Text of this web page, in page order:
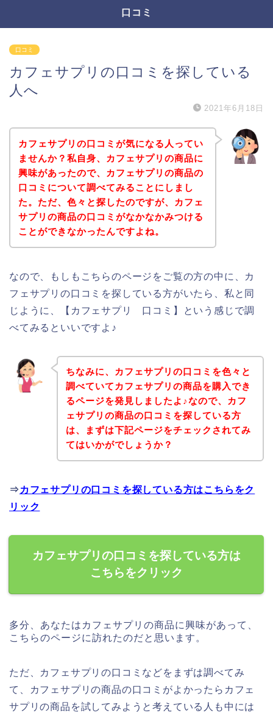
口コミ
口コミ
カフェサプリの口コミを探している
人へ
2021年6月18日
カフェサプリの口コミが気になる人ってい
ませんか？私自身、カフェサプリの商品に
興味があったので、カフェサプリの商品の
口コミについて調べてみることにしまし
た。ただ、色々と探したのですが、カフェ
サプリの商品の口コミがなかなかみつける
ことができなかったんですよね。
なので、もしもこちらのページをご覧の方の中に、カ
フェサプリの口コミを探している方がいたら、私と同
じように、【カフェサプリ 口コミ】という感じで調
べてみるといいですよ♪
ちなみに、カフェサプリの口コミを色々と
調べていてカフェサプリの商品を購入でき
るページを発見しましたよ♪なので、カフ
ェサプリの商品の口コミを探している方
は、まずは下記ページをチェックされてみ
てはいかがでしょうか？
⇒ カフェサプリの口コミを探している方はこちらをク
リック
カフェサプリの口コミを探している方は
こちらをクリック
多分、あなたはカフェサプリの商品に興味があって、
こちらのページに訪れたのだと思います。
ただ、カフェサプリの口コミなどをまずは調べてみ
て、カフェサプリの商品の口コミがよかったらカフェ
サプリの商品を試してみようと考えている人も中には